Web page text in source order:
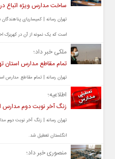
ساخت مدارس ویژه اتباع
تهران رسانه | کمیساریای
است که یک نمونه از آن در کهریزک
ملکی خبر داد؛
تمام مقاطع مدارس استان
تهران رسانه | تمام مقاطع مدارس
اطلاعیه؛
زنگ آخر نوبت دوم مدارس
تهران رسانه | زنگ آخر نوبت دوم
انگلستان تعطیل شد.
منصوری خبر داد؛